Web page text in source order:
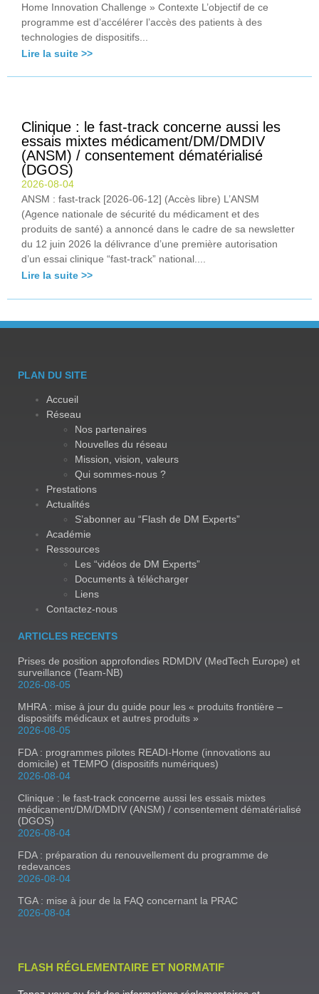
Home Innovation Challenge » Contexte L’objectif de ce
programme est d’accélérer l’accès des patients à des
technologies de dispositifs...
Lire la suite >>
Clinique : le fast-track concerne aussi les
essais mixtes médicament/DM/DMDIV
(ANSM) / consentement dématérialisé
(DGOS)
2026-08-04
ANSM : fast-track [2026-06-12] (Accès libre) L’ANSM
(Agence nationale de sécurité du médicament et des
produits de santé) a annoncé dans le cadre de sa newsletter
du 12 juin 2026 la délivrance d’une première autorisation
d’un essai clinique “fast-track” national....
Lire la suite >>
PLAN DU SITE
Accueil
Réseau
Nos partenaires
Nouvelles du réseau
Mission, vision, valeurs
Qui sommes-nous ?
Prestations
Actualités
S’abonner au “Flash de DM Experts”
Académie
Ressources
Les “vidéos de DM Experts”
Documents à télécharger
Liens
Contactez-nous
ARTICLES RECENTS
Prises de position approfondies RDMDIV (MedTech Europe) et
surveillance (Team-NB)
2026-08-05
MHRA : mise à jour du guide pour les « produits frontière –
dispositifs médicaux et autres produits »
2026-08-05
FDA : programmes pilotes READI-Home (innovations au
domicile) et TEMPO (dispositifs numériques)
2026-08-04
Clinique : le fast-track concerne aussi les essais mixtes
médicament/DM/DMDIV (ANSM) / consentement dématérialisé
(DGOS)
2026-08-04
FDA : préparation du renouvellement du programme de
redevances
2026-08-04
TGA : mise à jour de la FAQ concernant la PRAC
2026-08-04
FLASH RÉGLEMENTAIRE ET NORMATIF